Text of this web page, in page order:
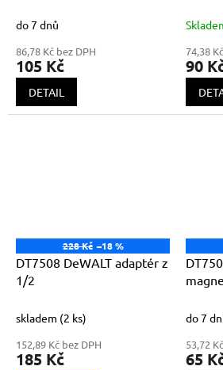
do 7 dnů
86,78 Kč bez DPH
105 Kč
DETAIL
74,38
90
228 Kč –18 %
DT7508 DeWALT adaptér z
1/2
skladem (2 ks)
152,89 Kč bez DPH
185 Kč
do 7
53,72
65